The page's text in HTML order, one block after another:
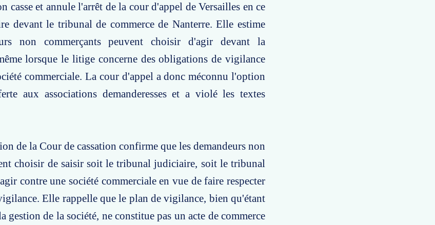
casse et annule l'arrêt de la cour d'appel de Versailles en ce
devant le tribunal de commerce de Nanterre. Elle estime
non commerçants peuvent choisir d'agir devant la
lorsque le litige concerne des obligations de vigilance
commerciale. La cour d'appel a donc méconnu l'option
aux associations demanderesses et a violé les textes
de la Cour de cassation confirme que les demandeurs non
choisir de saisir soit le tribunal judiciaire, soit le tribunal
contre une société commerciale en vue de faire respecter
Elle rappelle que le plan de vigilance, bien qu'étant
gestion de la société, ne constitue pas un acte de commerce